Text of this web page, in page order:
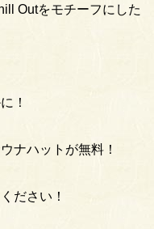
Outをモチーフにした
！
ナハットが無料！
ださい！